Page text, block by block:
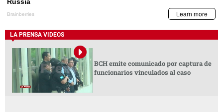
LA PRENSA VIDEOS
BCH emite comunicado por captura de
funcionarios vinculados al caso